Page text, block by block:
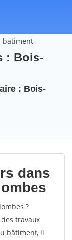
batiment
: Bois-
: Bois-
dans
?
travaux
bâtiment, il